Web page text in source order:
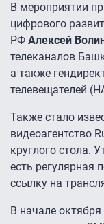
В мероприятии
цифрового
РФ Алексей
телеканалов
а также
телевещателей
Также стало
видеоагентство
круглого стола.
есть регулярная
ссылку на
В начале